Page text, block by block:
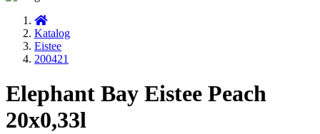
Startseite
Katalog
Eistee
200421
Elephant Bay Eistee Peach
20x0,33l